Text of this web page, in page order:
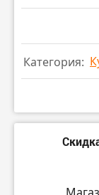
Категория: